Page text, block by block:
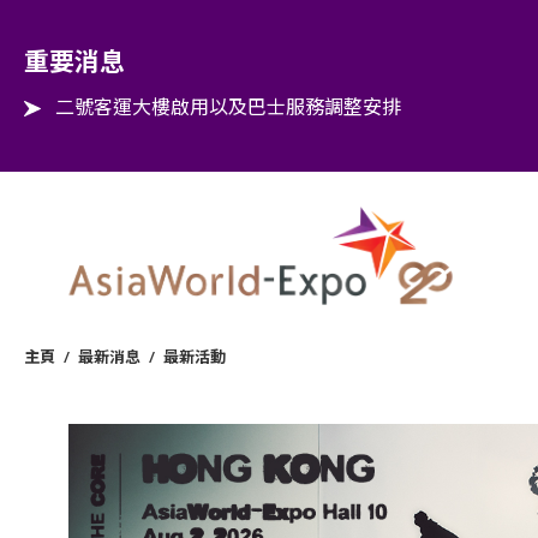
重要消息
二號客運大樓啟用以及巴士服務調整安排
主頁 / 最新消息 / 最新活動